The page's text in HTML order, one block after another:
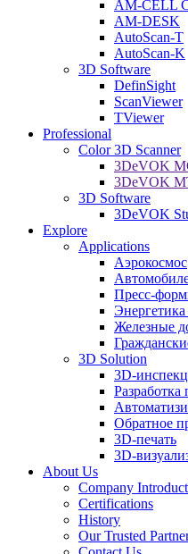
AM-CELL
AM-DESK
AutoScan-T
AutoScan-K
3D Software
DefinSight
ScanViewer
TViewer
Professional
Color 3D Scanner
3DeVOK
3DeVOK
3D Software
3DeVOK
Explore
Applications
Аэрокосмос
Пресс-
Железные
3D Solution
3D-
Разработка
Обратное
3D-печать
3D-
About Us
Company
Certifications
History
Our Trusted